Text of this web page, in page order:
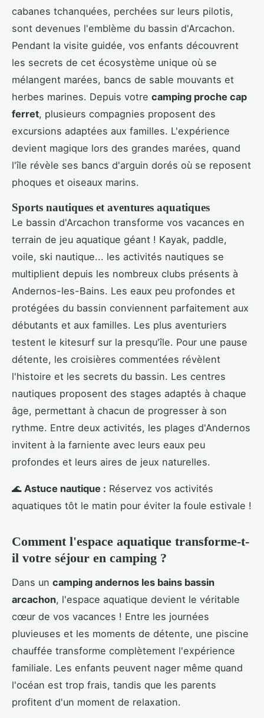
cabanes tchanquées, perchées sur leurs pilotis,
sont devenues l'emblème du bassin d'Arcachon.
Pendant la visite guidée, vos enfants découvrent
les secrets de cet écosystème unique où se
mélangent marées, bancs de sable mouvants et
herbes marines. Depuis votre camping proche cap
ferret, plusieurs compagnies proposent des
excursions adaptées aux familles. L'expérience
devient magique lors des grandes marées, quand
l'île révèle ses bancs d'arguin dorés où se reposent
phoques et oiseaux marins.
Sports nautiques et aventures aquatiques
Le bassin d'Arcachon transforme vos vacances en
terrain de jeu aquatique géant ! Kayak, paddle,
voile, ski nautique... les activités nautiques se
multiplient depuis les nombreux clubs présents à
Andernos-les-Bains. Les eaux peu profondes et
protégées du bassin conviennent parfaitement aux
débutants et aux familles. Les plus aventuriers
testent le kitesurf sur la presqu'île. Pour une pause
détente, les croisières commentées révèlent
l'histoire et les secrets du bassin. Les centres
nautiques proposent des stages adaptés à chaque
âge, permettant à chacun de progresser à son
rythme. Entre deux activités, les plages d'Andernos
invitent à la farniente avec leurs eaux peu
profondes et leurs aires de jeux naturelles.
🌊 Astuce nautique : Réservez vos activités
aquatiques tôt le matin pour éviter la foule estivale !
Comment l'espace aquatique transforme-t-
il votre séjour en camping ?
Dans un camping andernos les bains bassin
arcachon, l'espace aquatique devient le véritable
cœur de vos vacances ! Entre les journées
pluvieuses et les moments de détente, une piscine
chauffée transforme complètement l'expérience
familiale. Les enfants peuvent nager même quand
l'océan est trop frais, tandis que les parents
profitent d'un moment de relaxation.